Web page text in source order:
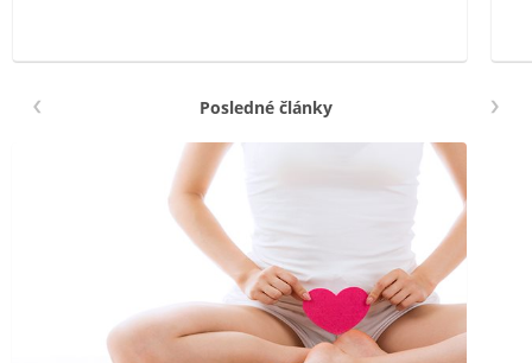
Posledné články